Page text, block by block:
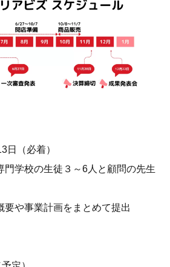
日（必着）
門学校の生徒３～6人と顧問の先生
要や事業計画をまとめて提出